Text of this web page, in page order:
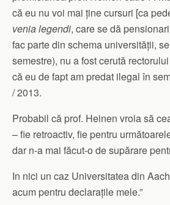
că eu nu voi mai ține cursuri [ca
venia legendi, care se dă
fac parte din schema universității,
semestre), nu a fost cerută
că eu de fapt am predat ilegal în
/ 2013.
Probabil că prof. Heinen vroia să
– fie retroactiv, fie pentru
dar n-a mai făcut-o de supărare
In nici un caz Universitatea din
acum pentru declarațile mele.”